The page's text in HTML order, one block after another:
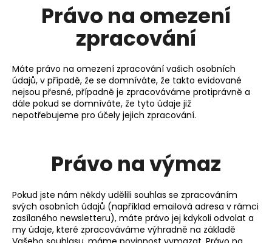
Právo na omezení
zpracování
Máte právo na omezení zpracování vašich osobních
údajů, v případě, že se domníváte, že takto evidované
nejsou přesné, případně je zpracováváme protiprávně a
dále pokud se domníváte, že tyto údaje již
nepotřebujeme pro účely jejich zpracování.
Právo na výmaz
Pokud jste nám někdy udělili souhlas se zpracováním
svých osobních údajů (například emailová adresa v rámci
zasílaného newsletteru), máte právo jej kdykoli odvolat a
my údaje, které zpracováváme výhradně na základě